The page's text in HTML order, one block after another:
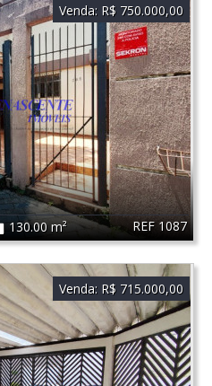
REF 1087
130.00 m²
Venda: R$ 750.000,00
Venda: R$ 715.000,00